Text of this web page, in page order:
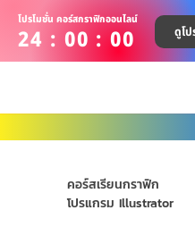
โปรโมชั่น คอร์สกราฟิกออนไลน์
24 : 00 : 00 ดูโ
คอร์สเรียนกราฟิก
โปรแกรม Illustrator